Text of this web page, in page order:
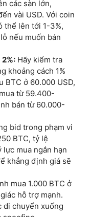
các sàn lớn,
vài USD. Với coin
thể lên tới 1-3%,
nếu muốn bán
Hãy kiểm tra
khoảng cách 1%
BTC ở 60.000 USD,
từ 59.400-
bán từ 60.000-
bid trong phạm vi
BTC, tỷ lệ
lực mua ngắn hạn
khẳng định giá sẽ
mua 1.000 BTC ở
hỗ trợ mạnh.
di chuyển xuống